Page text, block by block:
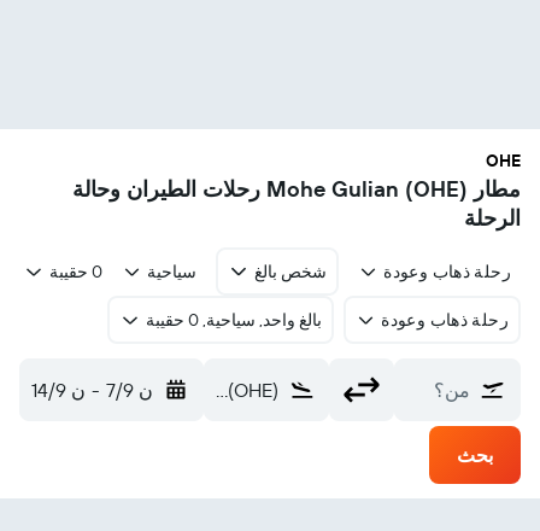
OHE
مطار Mohe Gulian (OHE) رحلات الطيران وحالة
الرحلة
رحلة ذهاب وعودة شخص بالغ سياحية 0 حقيبة
رحلة ذهاب وعودة بالغ واحد, سياحية, 0 حقيبة
من؟ Mohe Gulian (OHE) ن 7/9 - ن 14/9
بحث